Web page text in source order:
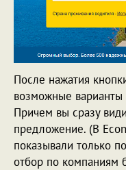
После нажатия
возможные
Причем вы сразу
предложение. (В
показывали только
отбор по компаниям